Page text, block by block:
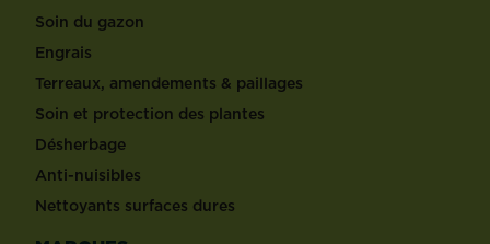
Soin du gazon
Engrais
Terreaux, amendements & paillages
Soin et protection des plantes
Désherbage
Anti-nuisibles
Nettoyants surfaces dures